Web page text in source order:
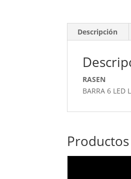
Descripción
RASEN
BARRA 6 LED